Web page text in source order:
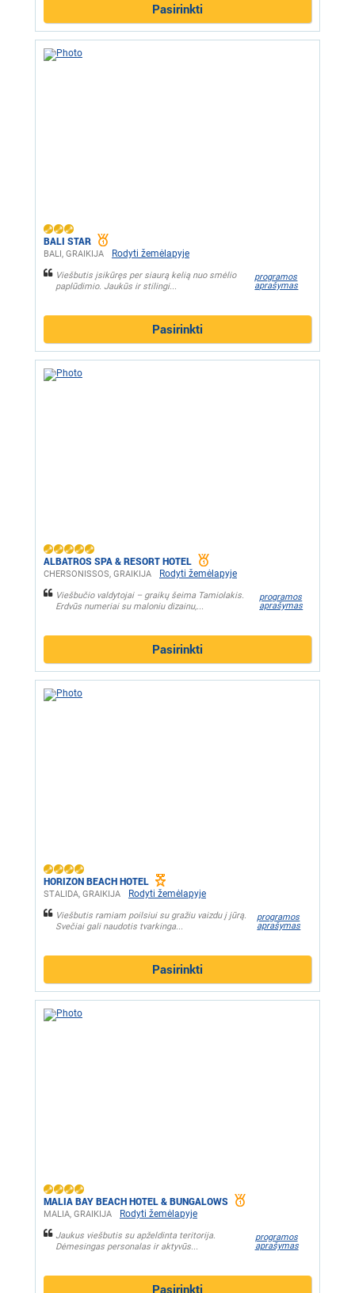
Pasirinkti
BALI STAR
BALI, GRAIKIJA Rodyti žemėlapyje
Viešbutis įsikūręs per siaurą kelią nuo smėlio
paplūdimio. Jaukūs ir stilingi...
programos
aprašymas
Pasirinkti
ALBATROS SPA & RESORT HOTEL
CHERSONISSOS, GRAIKIJA Rodyti žemėlapyje
Viešbučio valdytojai – graikų šeima Tamiolakis.
Erdvūs numeriai su maloniu dizainu,...
programos
aprašymas
Pasirinkti
HORIZON BEACH HOTEL
STALIDA, GRAIKIJA Rodyti žemėlapyje
Viešbutis ramiam poilsiui su gražiu vaizdu į jūrą.
Svečiai gali naudotis tvarkinga...
programos
aprašymas
Pasirinkti
MALIA BAY BEACH HOTEL & BUNGALOWS
MALIA, GRAIKIJA Rodyti žemėlapyje
Jaukus viešbutis su apželdinta teritorija.
Dėmesingas personalas ir aktyvūs...
programos
aprašymas
Pasirinkti